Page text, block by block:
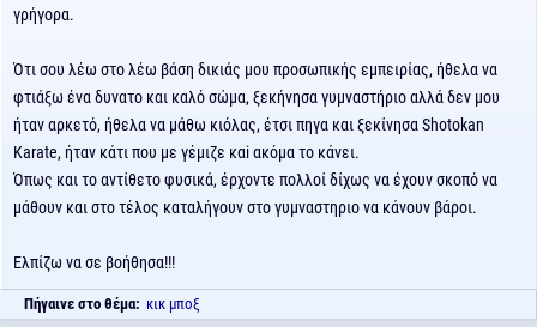
γρήγορα.
Ότι σου λέω στο λέω βάση δικιάς μου προσωπικής εμπειρίας, ήθελα να
φτιάξω ένα δυνατο και καλό σώμα, ξεκήνησα γυμναστήριο αλλά δεν μου
ήταν αρκετό, ήθελα να μάθω κιόλας, έτσι πηγα και ξεκίνησα Shotokan
Karate, ήταν κάτι που με γέμιζε καi ακόμα το κάνει.
Όπως και το αντίθετο φυσικά, έρχοντε πολλοί δίχως να έχουν σκοπό να
μάθουν και στο τέλος καταλήγουν στο γυμναστηριο να κάνουν βάροι.
Ελπίζω να σε βοήθησα!!!
Πήγαινε στο θέμα: κικ μποξ